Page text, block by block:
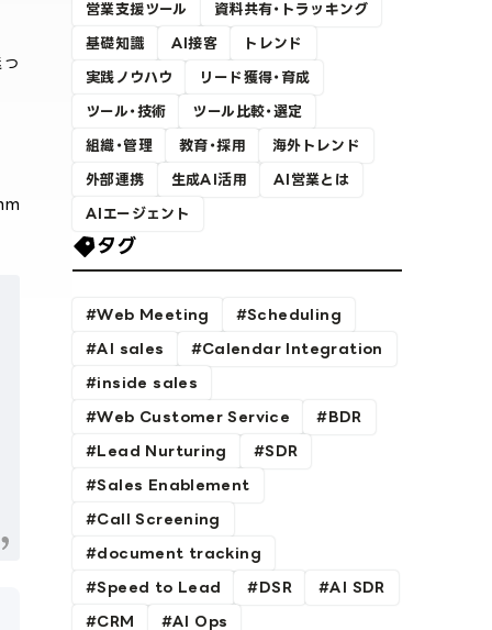
営業支援ツール 資料共有・トラッキング
基礎知識 AI接客 トレンド
実践ノウハウ リード獲得・育成
ツール・技術 ツール比較・選定
組織・管理 教育・採用 海外トレンド
外部連携 生成AI活用 AI営業とは
AIエージェント
タグ
Web Meeting Scheduling
AI sales Calendar Integration
inside sales
Web Customer Service BDR
Lead Nurturing SDR
Sales Enablement
Call Screening
document tracking
Speed to Lead DSR AI SDR
CRM AI Ops